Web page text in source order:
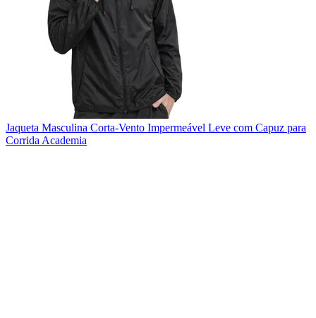
Jaqueta Masculina Corta-Vento Impermeável Leve com Capuz para
Corrida Academia